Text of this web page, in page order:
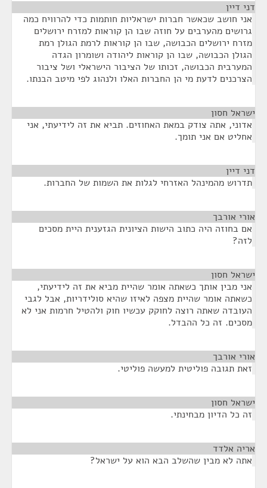
דני דיין
אני חושב שכאשר חברות ישראליות חותמות כדי להרוויח כמה
גרושים מהערבים על חוזה שבו הן קוראות למזרח ירושלים
מזרח ירושלים הכבושה, שבו הן קוראות לרמת הגולן רמת
הגולן הכבושה, שבו הן קוראות ליהודה ושומרון הגדה
המערבית הכבושה, זכותו של הציבור הישראלי ושל ציבור
הצרכנים לדעת מי הן החברות האלו ולנהוג לפי מיטב הבנתו.
ישראל חסון
אדוני, אתה צודק במאת האחוזים. תביא את זה לידיעתי, אני
אחליט אם אני תומך.
דני דיין
תדרוש מהמינהל האזרחי לגלות את השמות של החברות.
אורי אורבך
אם בחוזה היה כתוב הישות הציונית הגזענית היית מסכים
לזה?
ישראל חסון
אני מבין אותך כשאתה אומר שהיית מביא את זה לידיעתי,
כשאתה אומר שהיית מצפה לאיזו שהיא סולידריות, אבל לגבי
העובדה שאתה רוצה לחוקק עכשיו חוק ולהטיל חרמות אני לא
מסכים. זה כל ההבדל.
אורי אורבך
זאת תגובה פוליטית למעשה פוליטי.
ישראל חסון
זה כל הדיון מבחינתי.
אריה אלדד
אתה לא מבין שהשלב הבא הוא על ישראל?